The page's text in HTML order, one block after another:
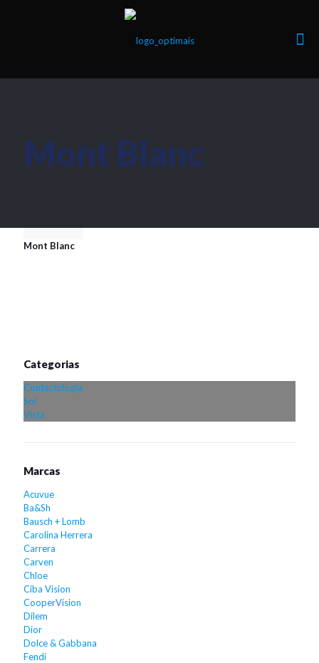
Mont Blanc
Mont Blanc
Categorias
Contactologia
Sol
Vista
Marcas
Acuvue
Ba&Sh
Bausch + Lomb
Carolina Herrera
Carrera
Carven
Chloe
Ciba Vision
CooperVision
Dilem
Dior
Dolce & Gabbana
Fendi